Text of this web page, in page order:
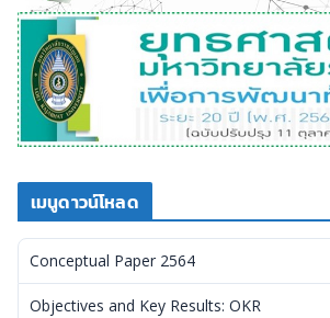
เมนูดาวน์โหลด
Conceptual Paper 2564
Objectives and Key Results: OKR